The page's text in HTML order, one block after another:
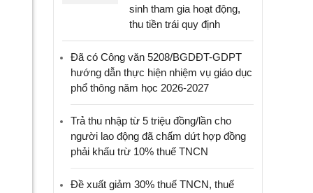
sinh tham gia hoạt động,
thu tiền trái quy định
Đã có Công văn 5208/BGDĐT-GDPT
hướng dẫn thực hiện nhiệm vụ giáo dục
phổ thông năm học 2026-2027
Trả thu nhập từ 5 triệu đồng/lần cho
người lao động đã chấm dứt hợp đồng
phải khấu trừ 10% thuế TNCN
Đề xuất giảm 30% thuế TNCN, thuế